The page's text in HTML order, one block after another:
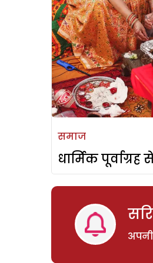
समाज
धार्मिक